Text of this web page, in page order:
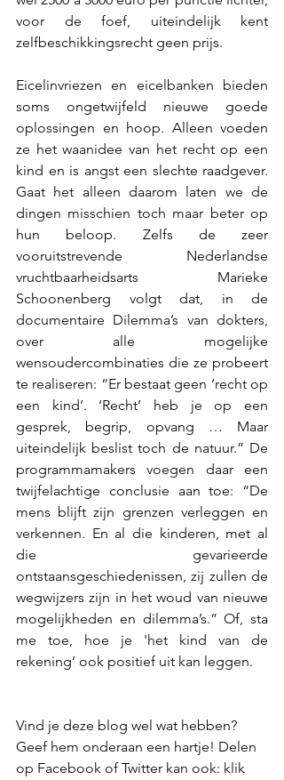
voor de foef, uiteindelijk kent
zelfbeschikkingsrecht geen prijs.
Eicelinvriezen en eicelbanken bieden
soms ongetwijfeld nieuwe goede
oplossingen en hoop. Alleen voeden
ze het waanidee van het recht op een
kind en is angst een slechte raadgever.
Gaat het alleen daarom laten we de
dingen misschien toch maar beter op
hun beloop. Zelfs de zeer
vooruitstrevende Nederlandse
vruchtbaarheidsarts Marieke
Schoonenberg volgt dat, in de
documentaire Dilemma’s van dokters,
over alle mogelijke
wensoudercombinaties die ze probeert
te realiseren: “Er bestaat geen ‘recht op
een kind’. ‘Recht’ heb je op een
gesprek, begrip, opvang … Maar
uiteindelijk beslist toch de natuur.” De
programmamakers voegen daar een
twijfelachtige conclusie aan toe: “De
mens blijft zijn grenzen verleggen en
verkennen. En al die kinderen, met al
die gevarieerde
ontstaansgeschiedenissen, zij zullen de
wegwijzers zijn in het woud van nieuwe
mogelijkheden en dilemma’s.” Of, sta
me toe, hoe je 'het kind van de
rekening’ ook positief uit kan leggen.
Vind je deze blog wel wat hebben?
Geef hem onderaan een hartje! Delen
op Facebook of Twitter kan ook: klik